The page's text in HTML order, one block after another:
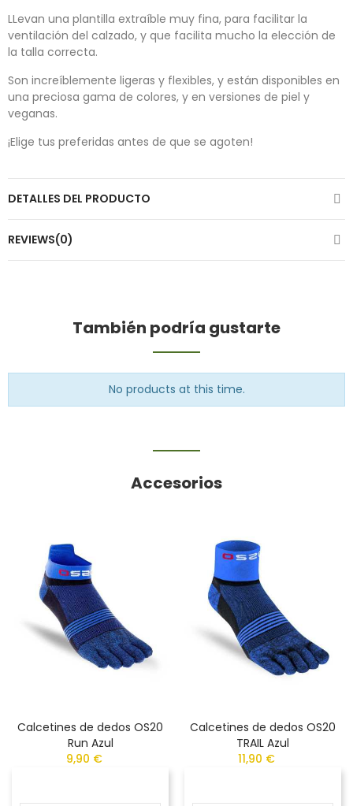
LLevan una plantilla extraíble muy fina, para facilitar la
ventilación del calzado, y que facilita mucho la elección de
la talla correcta.
Son increíblemente ligeras y flexibles, y están disponibles en
una preciosa gama de colores, y en versiones de piel y
veganas.
¡Elige tus preferidas antes de que se agoten!
DETALLES DEL PRODUCTO
REVIEWS(0)
También podría gustarte
No products at this time.
Accesorios
Calcetines de dedos OS20
Run Azul
9,90 €
Calcetines de dedos OS20
TRAIL Azul
11,90 €